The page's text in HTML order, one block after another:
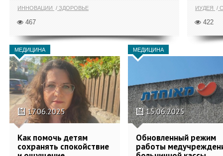
ИННОВАЦИИ ЗДОРОВЬЕ
467
ИУДЕЯ
422
МЕДИЦИНА
17.06.2025
Как помочь детям
сохранять спокойствие
МЕДИЦИНА
15.06.2025
Обновленный режим
работы